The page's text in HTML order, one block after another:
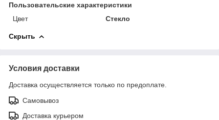
Пользовательские характеристики
Цвет
Стекло
Скрыть
Условия доставки
Доставка осуществляется только по предоплате.
Самовывоз
Доставка курьером